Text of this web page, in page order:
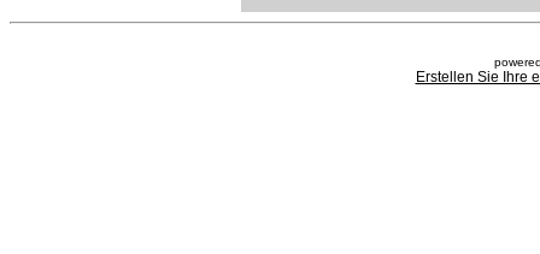
Erstellen Sie Ihre